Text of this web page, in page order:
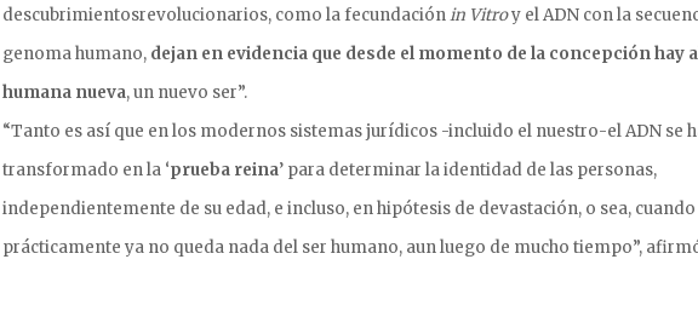
descubrimientosrevolucionarios, como la fecundaciónin Vitroy el ADN con la
genoma humano, dejan en evidencia que desde el momento de la concepción hay
humana nueva, un nuevo ser”.
“Tanto es así que en los modernos sistemas jurídicos -incluido el nuestro-el ADN se
transformado en la ‘prueba reina’ para determinar la identidad de las personas,
independientemente de su edad, e incluso, en hipótesis de devastación, o sea, cuando
prácticamente ya no queda nada del ser humano, aun luego de mucho tiempo”,